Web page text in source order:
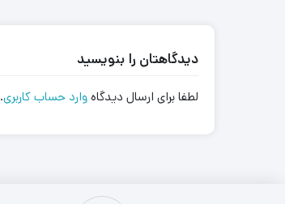
دیدگاهتان را بنویسید
لطفا برای ارسال دیدگاهوارد حساب کاربری.